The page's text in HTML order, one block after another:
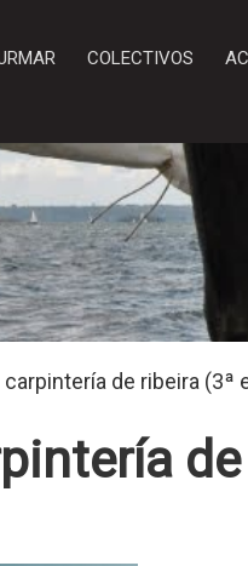
COLECTIVOS
de ribeira (3ª